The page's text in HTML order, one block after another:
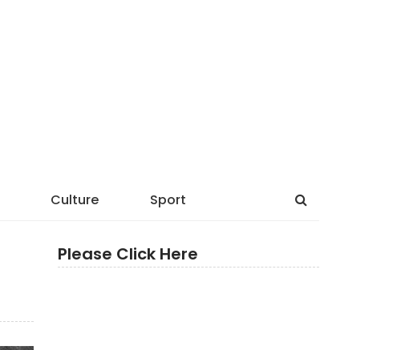
Culture Sport
Please Click Here